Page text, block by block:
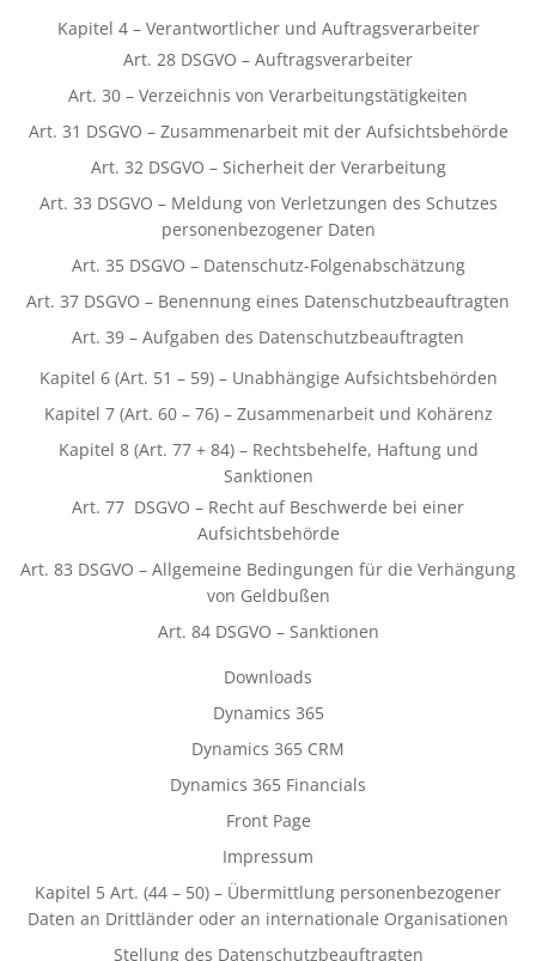
Kapitel 4 – Verantwortlicher und Auftragsverarbeiter
Art. 28 DSGVO – Auftragsverarbeiter
Art. 30 – Verzeichnis von Verarbeitungstätigkeiten
Art. 31 DSGVO – Zusammenarbeit mit der Aufsichtsbehörde
Art. 32 DSGVO – Sicherheit der Verarbeitung
Art. 33 DSGVO – Meldung von Verletzungen des Schutzes
personenbezogener Daten
Art. 35 DSGVO – Datenschutz-Folgenabschätzung
Art. 37 DSGVO – Benennung eines Datenschutzbeauftragten
Art. 39 – Aufgaben des Datenschutzbeauftragten
Kapitel 6 (Art. 51 – 59) – Unabhängige Aufsichtsbehörden
Kapitel 7 (Art. 60 – 76) – Zusammenarbeit und Kohärenz
Kapitel 8 (Art. 77 + 84) – Rechtsbehelfe, Haftung und
Sanktionen
Art. 77 DSGVO – Recht auf Beschwerde bei einer
Aufsichtsbehörde
Art. 83 DSGVO – Allgemeine Bedingungen für die Verhängung
von Geldbußen
Art. 84 DSGVO – Sanktionen
Downloads
Dynamics 365
Dynamics 365 CRM
Dynamics 365 Financials
Front Page
Impressum
Kapitel 5 Art. (44 – 50) – Übermittlung personenbezogener
Daten an Drittländer oder an internationale Organisationen
Stellung des Datenschutzbeauftragten